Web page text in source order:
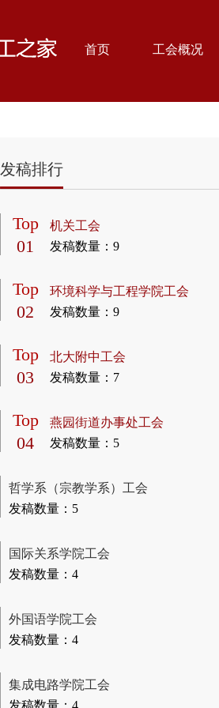
首页 工会概况
发稿排行
Top
01
机关工会
发稿数量：9
Top
02
环境科学与工程学院工会
发稿数量：9
Top
03
北大附中工会
发稿数量：7
Top
04
燕园街道办事处工会
发稿数量：5
哲学系（宗教学系）工会
发稿数量：5
国际关系学院工会
发稿数量：4
外国语学院工会
发稿数量：4
集成电路学院工会
发稿数量：4